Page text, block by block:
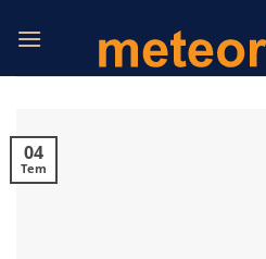
atla
04
Tem